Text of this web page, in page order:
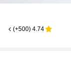
4.74
(
500+
)